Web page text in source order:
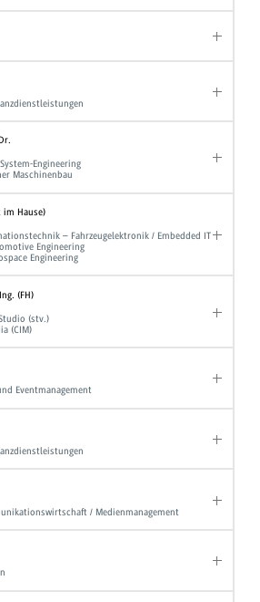
Engineering
Maschinenbau
im Hause)
– Fahrzeugelektronik / Embedded IT
Engineering
Engineering
(FH)
(stv.)
(CIM)
Eventmanagement
/ Medienmanagement